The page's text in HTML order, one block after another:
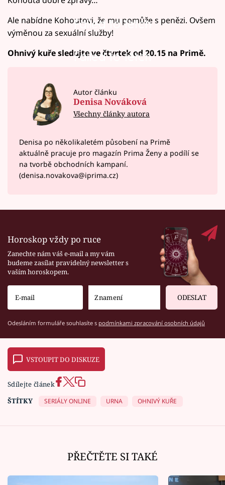
Failed to fetch
Ale nabídne Kohoutovi, že mu pomůže s penězi. Ovšem
výměnou za sexuální služby!
Failed to fetch
Ohnivý kuře sledujte ve čtvrtek od 20.15 na Primě.
Autor článku
Denisa Nováková
Všechny články autora
Denisa po několikaletém působení na Primě
aktuálně pracuje pro magazín Prima Ženy a podílí se
na tvorbě obchodních kampaní.
(denisa.novakova@iprima.cz)
Horoskop vždy po ruce
Zanechte nám váš e-mail a my vám
budeme zasílat pravidelný newsletter s
vaším horoskopem.
ODESLAT
Odesláním formuláře souhlasíte s podmínkami zpracování osobních údajů
VSTOUPIT DO DISKUZE
Sdílejte článek
ŠTÍTKY
SERIÁLY ONLINE URNA OHNIVÝ KUŘE
PŘEČTĚTE SI TAKÉ